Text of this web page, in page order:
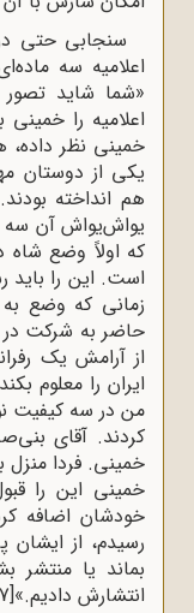
سنجابی حتی
اعلامیه‌ سه
«شما شاید
اعلامیه را
خمینی نظر
یکی از دوستان
هم انداخته
یواش‌یواش آن سه
که اولاً وضع شاه
است. این را باید
زمانی که وضع
حاضر به شرکت
از آرامش یک
ایران را معلوم
من در سه کیفیت
کردند. آقای
خمینی. فردا
خمینی این را
خودشان اضافه
رسیدم، از ایشان
بماند یا منتشر
انتشارش دادیم.»[37]